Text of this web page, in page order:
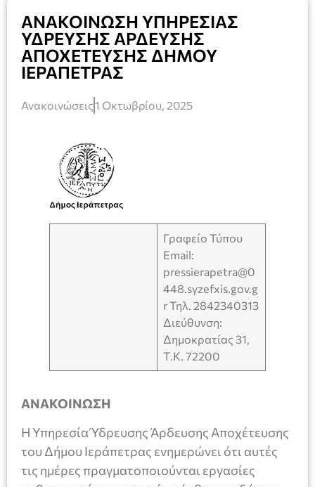
ΑΝΑΚΟΙΝΩΣΗ ΥΠΗΡΕΣΙΑΣ
ΥΔΡΕΥΣΗΣ ΑΡΔΕΥΣΗΣ
ΑΠΟΧΕΤΕΥΣΗΣ ΔΗΜΟΥ
ΙΕΡΑΠΕΤΡΑΣ
Ανακοινώσεις1 Οκτωβρίου, 2025
Γραφείο Τύπου
Email:
pressierapetra@0
448.syzefxis.gov.g
r Τηλ. 2842340313
Διεύθυνση:
Δημοκρατίας 31,
Τ.Κ. 72200
ΑΝΑΚΟΙΝΩΣΗ
Η Υπηρεσία Ύδρευσης Άρδευσης Αποχέτευσης
του Δήμου Ιεράπετρας ενημερώνει ότι αυτές
τις ημέρες πραγματοποιούνται εργασίες